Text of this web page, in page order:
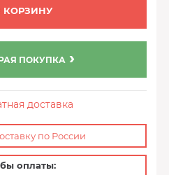
КОРЗИНУ
ПОКУПКА
доставка
по России
оплаты: